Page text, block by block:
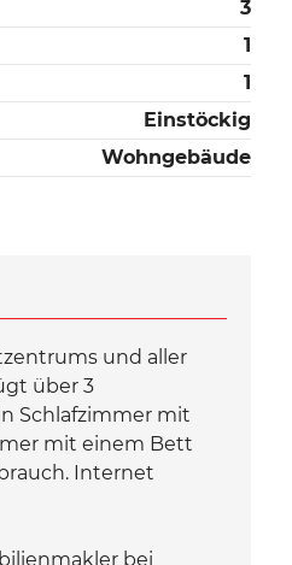
3
1
1
Einstöckig
Wohngebäude
und aller
über 3
Schlafzimmer mit
mit einem Bett
Internet
bei